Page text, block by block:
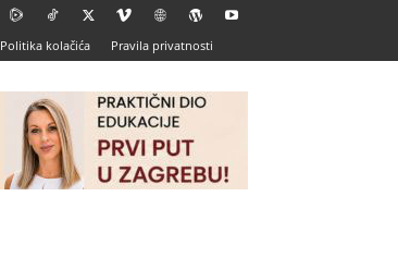
Politika kolačića Pravila privatnosti